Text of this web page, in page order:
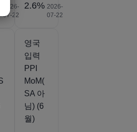
2026-
07-22
2.6% 2026-
07-22
영국
입력
PPI
MoM(
SA 아
님) (6
월)